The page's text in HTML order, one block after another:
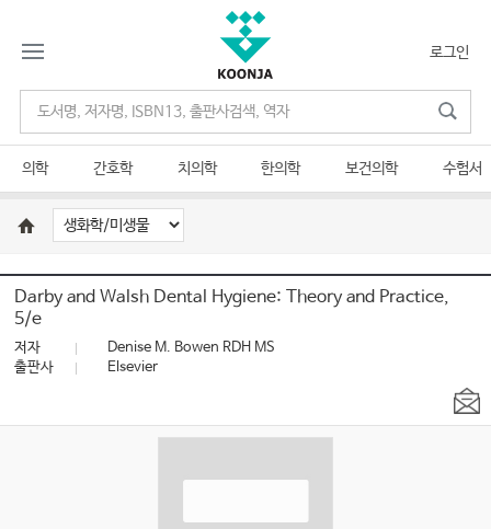
로그인
의학 간호학 치의학 한의학 보건의학 수험서
Darby and Walsh Dental Hygiene: Theory and Practice,
5/e
저자
Denise M. Bowen RDH MS
출판사
Elsevier